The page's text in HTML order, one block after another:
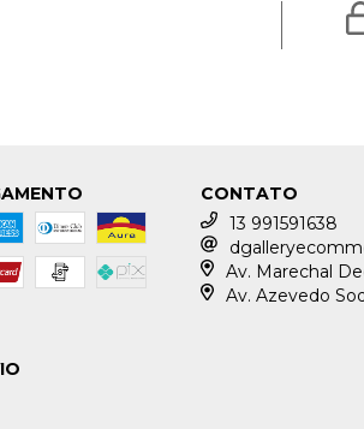
CONTATO
13 991591638
Av. Marechal
Av. Azevedo